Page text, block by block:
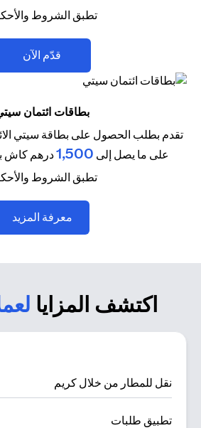
تطبق الشروط
قدّم الآن
بطاقات ائتمان
تقدم بطلب الحصول على بطاقة سيتي
على ما يصل إلى 1,500درهم كاش
تطبق الشروط
معرفة المزيد
اكتشف المزايا
نقل للمطار من خلال كريم
تطبيق طلبات